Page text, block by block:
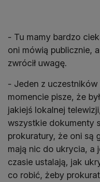
- Tu mamy bardzo
oni mówią publicznie,
zwrócił uwagę.
- Jeden z
momencie pisze, że
jakiejś lokalnej
wszystkie dokumenty
prokuratury, że oni są
mają nic do ukrycia, a
czasie ustalają, jak
co robić, żeby